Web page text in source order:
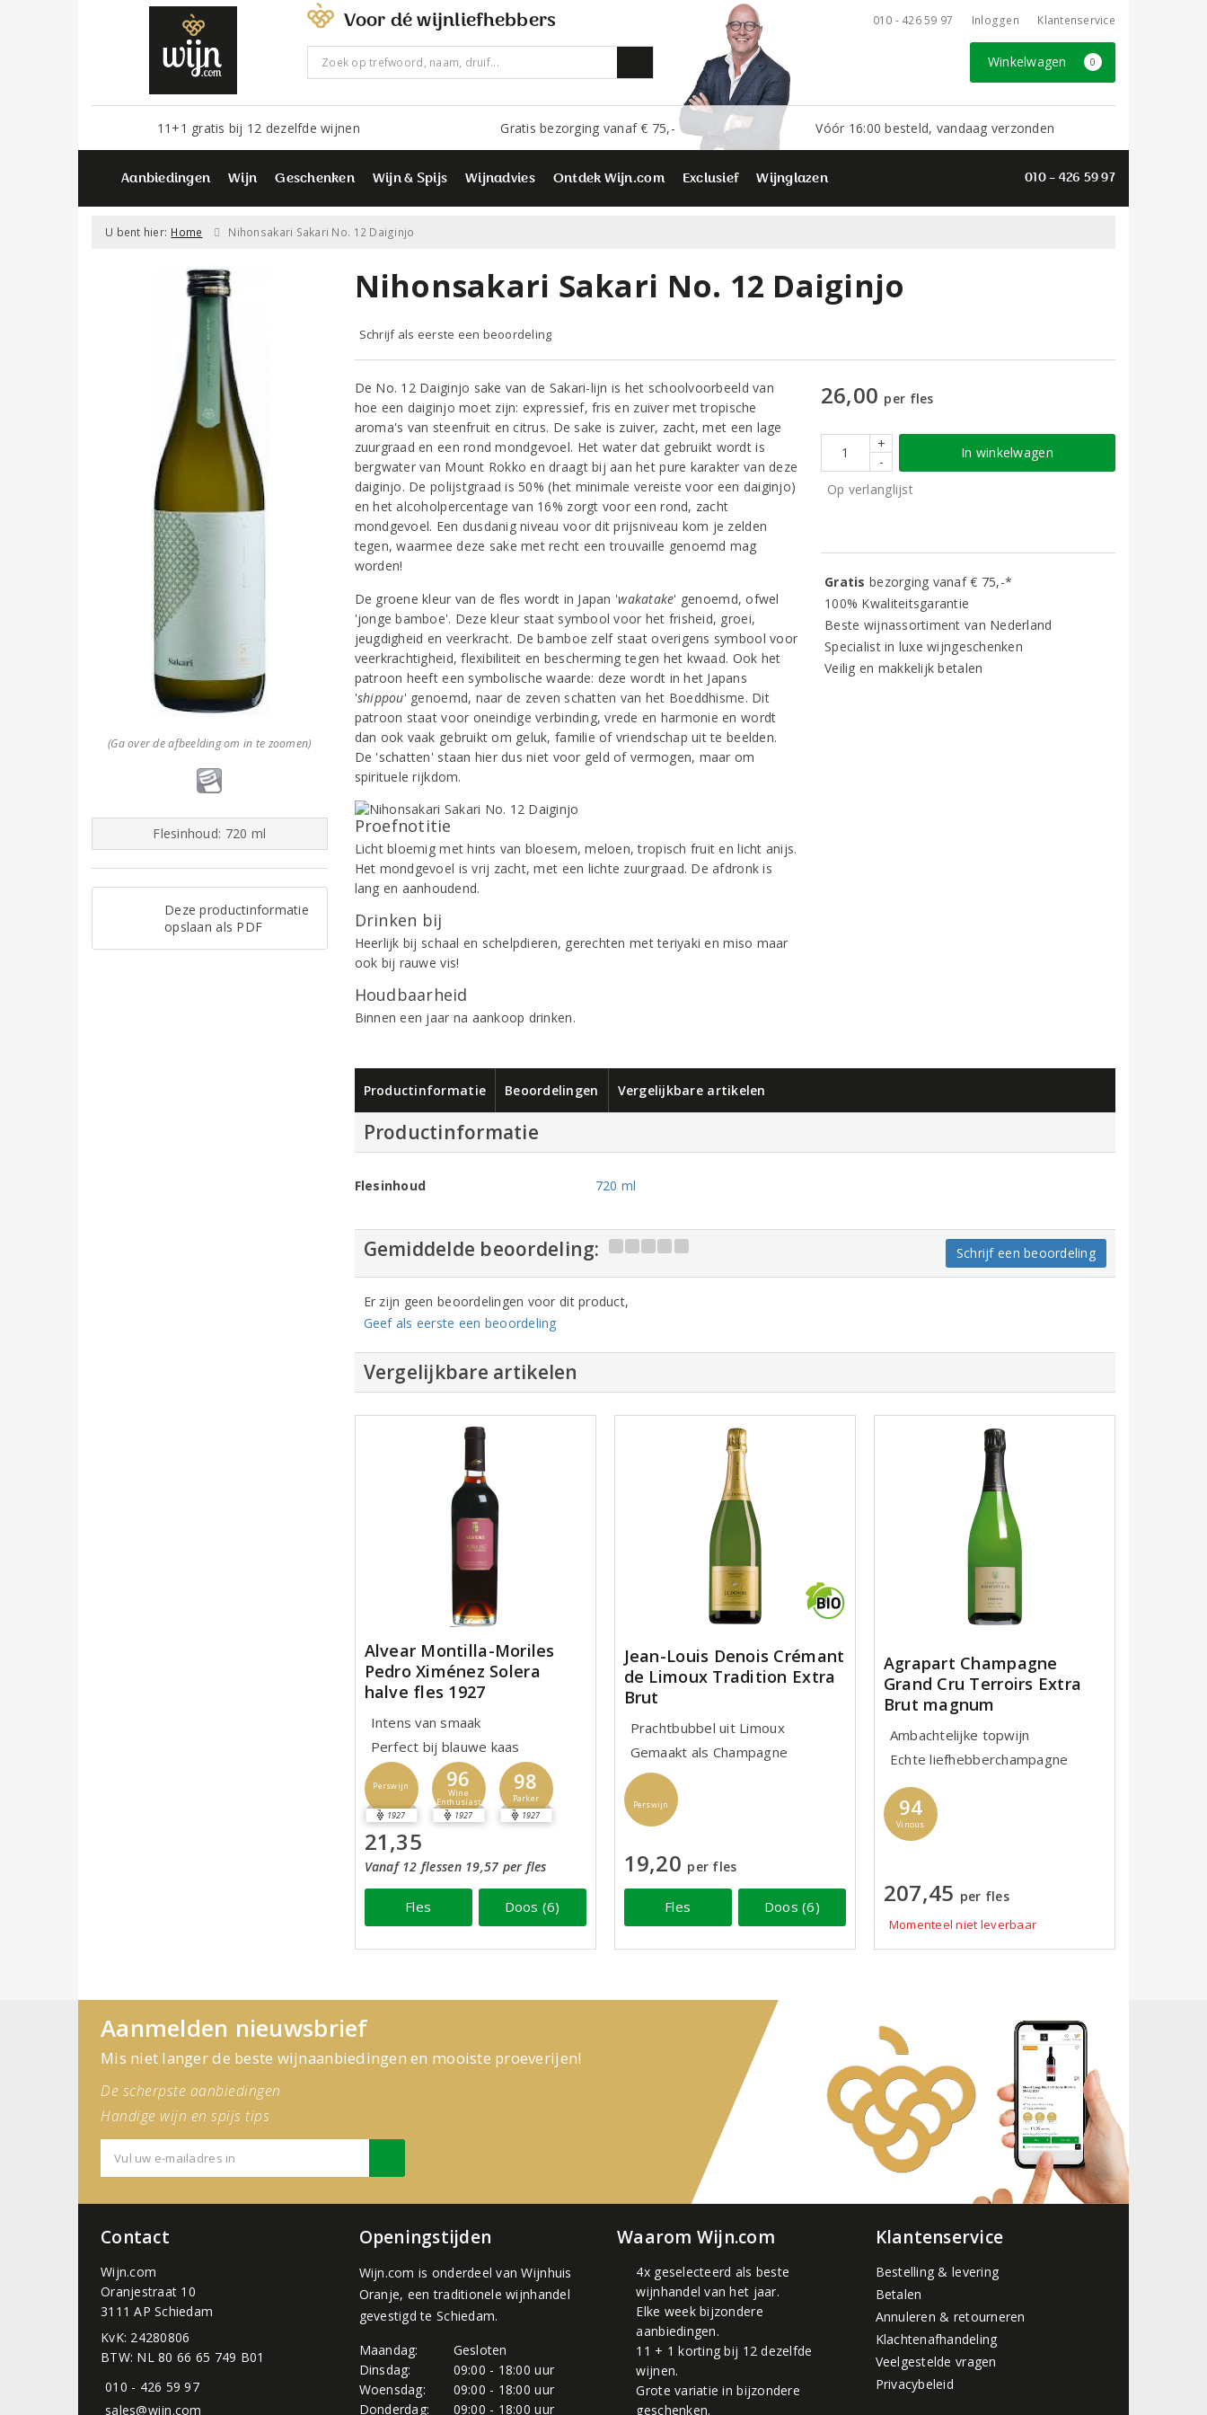
Voor dé wijnliefhebbers 010 - 426 59 97 Inloggen Klantenservice
Winkelwagen 0
11+1 gratis bij 12 dezelfde wijnen Gratis bezorging vanaf € 75,- Vóór 16:00 besteld, vandaag verzonden
Aanbiedingen Wijn Geschenken Wijn & Spijs Wijnadvies Ontdek Wijn.com Exclusief Wijnglazen 010 - 426 59 97
U bent hier: Home Nihonsakari Sakari No. 12 Daiginjo
(Ga over de afbeelding om in te zoomen)
Flesinhoud: 720 ml
Deze productinformatie
opslaan als PDF
Nihonsakari Sakari No. 12 Daiginjo
Schrijf als eerste een beoordeling
De No. 12 Daiginjo sake van de Sakari-lijn is het schoolvoorbeeld van
hoe een daiginjo moet zijn: expressief, fris en zuiver met tropische
aroma's van steenfruit en citrus. De sake is zuiver, zacht, met een lage
zuurgraad en een rond mondgevoel. Het water dat gebruikt wordt is
bergwater van Mount Rokko en draagt bij aan het pure karakter van deze
daiginjo. De polijstgraad is 50% (het minimale vereiste voor een daiginjo)
en het alcoholpercentage van 16% zorgt voor een rond, zacht
mondgevoel. Een dusdanig niveau voor dit prijsniveau kom je zelden
tegen, waarmee deze sake met recht een trouvaille genoemd mag
worden!
De groene kleur van de fles wordt in Japan 'wakatake' genoemd, ofwel
'jonge bamboe'. Deze kleur staat symbool voor het frisheid, groei,
jeugdigheid en veerkracht. De bamboe zelf staat overigens symbool voor
veerkrachtigheid, flexibiliteit en bescherming tegen het kwaad. Ook het
patroon heeft een symbolische waarde: deze wordt in het Japans
'shippou' genoemd, naar de zeven schatten van het Boeddhisme. Dit
patroon staat voor oneindige verbinding, vrede en harmonie en wordt
dan ook vaak gebruikt om geluk, familie of vriendschap uit te beelden.
De 'schatten' staan hier dus niet voor geld of vermogen, maar om
spirituele rijkdom.
Proefnotitie
Licht bloemig met hints van bloesem, meloen, tropisch fruit en licht anijs.
Het mondgevoel is vrij zacht, met een lichte zuurgraad. De afdronk is
lang en aanhoudend.
Drinken bij
Heerlijk bij schaal en schelpdieren, gerechten met teriyaki en miso maar
ook bij rauwe vis!
Houdbaarheid
Binnen een jaar na aankoop drinken.
26,00 per fles
+
-
In winkelwagen
Op verlanglijst
Gratisbezorging vanaf € 75,-*
100% Kwaliteitsgarantie
Beste wijnassortiment van Nederland
Specialist in luxe wijngeschenken
Veilig en makkelijk betalen
Productinformatie Beoordelingen Vergelijkbare artikelen
Productinformatie
Flesinhoud 720 ml
Gemiddelde beoordeling: Schrijf een beoordeling
Er zijn geen beoordelingen voor dit product,
Geef als eerste een beoordeling
Vergelijkbare artikelen
Alvear Montilla-Moriles
Pedro Ximénez Solera
halve fles 1927
Intens van smaak
Perfect bij blauwe kaas
Perswijn
1927
96
Wine
Enthusiast
1927
98
Parker
1927
21,35
Vanaf 12 flessen 19,57 per fles
Fles Doos (6)
Jean-Louis Denois Crémant
de Limoux Tradition Extra
Brut
Prachtbubbel uit Limoux
Gemaakt als Champagne
Perswijn
19,20 per fles
Fles Doos (6)
Agrapart Champagne
Grand Cru Terroirs Extra
Brut magnum
Ambachtelijke topwijn
Echte liefhebberchampagne
94
Vinous
207,45 per fles
Momenteel niet leverbaar
Aanmelden nieuwsbrief
Mis niet langer de beste wijnaanbiedingen en mooiste proeverijen!
De scherpste aanbiedingen
Handige wijn en spijs tips
Contact
Wijn.com
Oranjestraat 10
3111 AP Schiedam
KvK: 24280806
BTW: NL 80 66 65 749 B01
010 - 426 59 97
sales@wijn.com
Openingstijden
Wijn.com is onderdeel vanWijnhuis
Oranje, een traditionele wijnhandel
gevestigd te Schiedam.
Maandag:
Gesloten
Dinsdag:
09:00 - 18:00 uur
Woensdag:
09:00 - 18:00 uur
Donderdag:
09:00 - 18:00 uur
Waarom Wijn.com
4x geselecteerd als beste
wijnhandel van het jaar.
Elke week bijzondere
aanbiedingen.
11 + 1 korting bij 12 dezelfde
wijnen.
Grote variatie in bijzondere
geschenken.
Klantenservice
Bestelling & levering
Betalen
Annuleren & retourneren
Klachtenafhandeling
Veelgestelde vragen
Privacybeleid